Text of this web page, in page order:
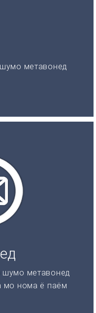
метавонед
шумо метавонед
мо нома ё паём